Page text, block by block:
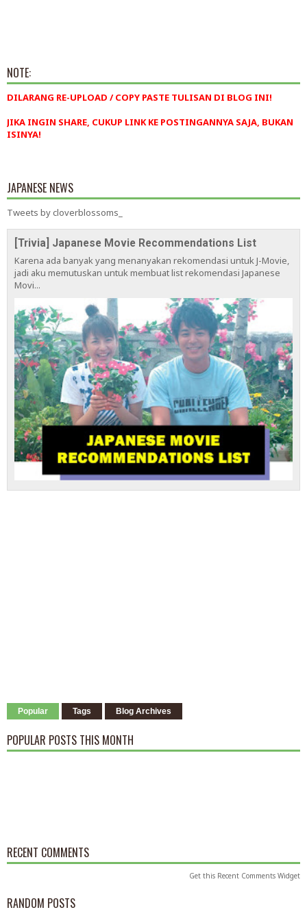
NOTE:
DILARANG RE-UPLOAD / COPY PASTE TULISAN DI BLOG INI!
JIKA INGIN SHARE, CUKUP LINK KE POSTINGANNYA SAJA, BUKAN
ISINYA!
JAPANESE NEWS
Tweets by cloverblossoms_
[Trivia] Japanese Movie Recommendations List
Karena ada banyak yang menanyakan rekomendasi untuk J-Movie,
jadi aku memutuskan untuk membuat list rekomendasi Japanese
Movi...
Popular Tags Blog Archives
POPULAR POSTS THIS MONTH
RECENT COMMENTS
Get this Recent Comments Widget
RANDOM POSTS